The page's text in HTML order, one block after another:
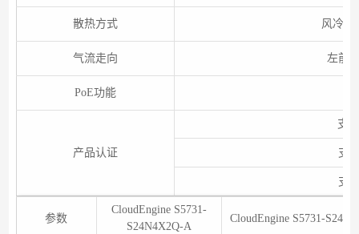
散热方式 风冷散
气流走向 左前
PoE功能
产品认证
支
支
支
参数
CloudEngine S5731-
S24N4X2Q-A
CloudEngine S5731-